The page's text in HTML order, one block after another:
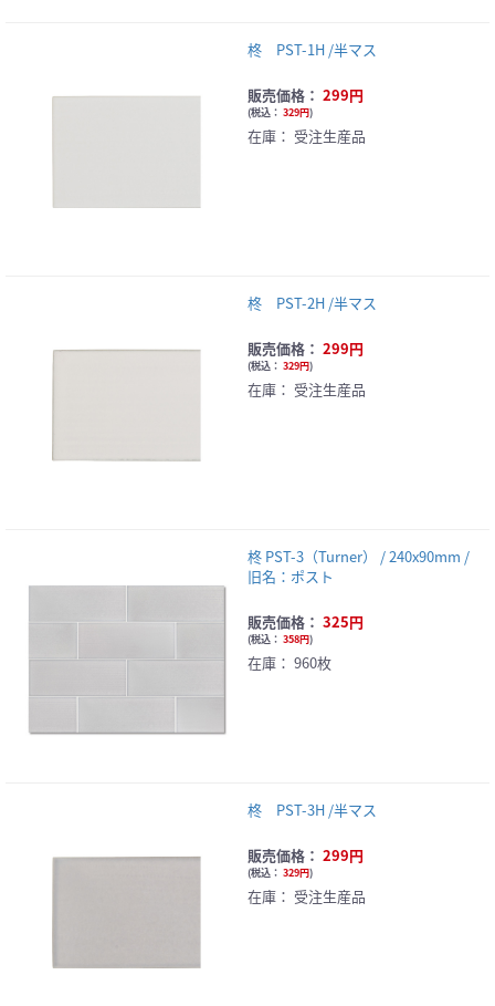
柊 PST-1H /半マス
販売価格： 299円
(税込： 329円)
在庫： 受注生産品
柊 PST-2H /半マス
販売価格： 299円
(税込： 329円)
在庫： 受注生産品
柊 PST-3（Turner） / 240x90mm /
旧名：ポスト
販売価格： 325円
(税込： 358円)
在庫： 960枚
柊 PST-3H /半マス
販売価格： 299円
(税込： 329円)
在庫： 受注生産品